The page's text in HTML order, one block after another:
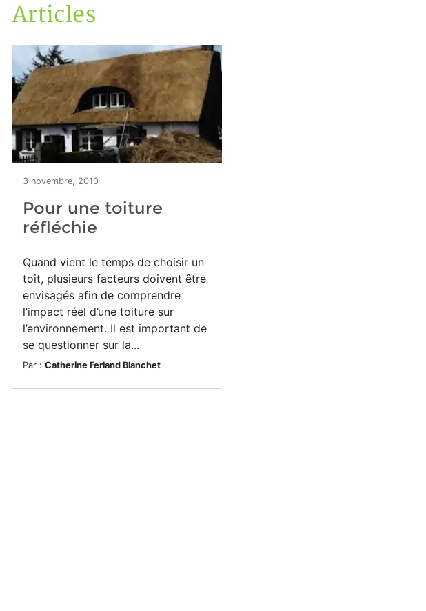
Accueil
Articles
Articles
3 novembre, 2010
Pour une toiture
réfléchie
Quand vient le temps de choisir un
toit, plusieurs facteurs doivent être
envisagés afin de comprendre
l’impact réel d’une toiture sur
l’environnement. Il est important de
se questionner sur la...
Par : Catherine Ferland Blanchet